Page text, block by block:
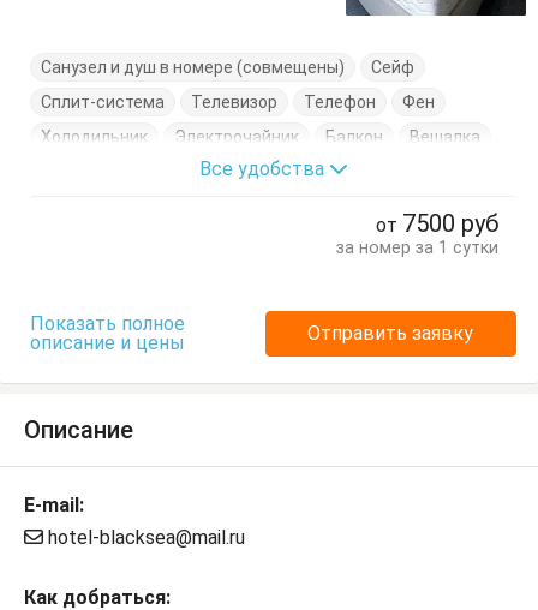
Санузел и душ в номере (совмещены)
Сейф
Сплит-система
Телевизор Телефон
Фен
Холодильник
Электрочайник Балкон
Вешалка
Душевые принадлежности
Шкаф
Все удобства
от 7500 руб
за номер за 1 сутки
Показать полное
описание и цены
Отправить заявку
Описание
E-mail:
hotel-blacksea@mail.ru
Как добраться: